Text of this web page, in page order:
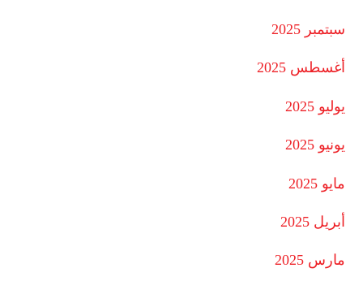
سبتمبر 2025
أغسطس 2025
يوليو 2025
يونيو 2025
مايو 2025
أبريل 2025
مارس 2025